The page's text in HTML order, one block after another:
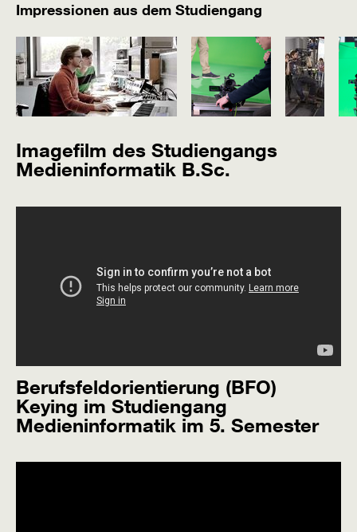
Impressionen aus dem Studiengang
Imagefilm des Studiengangs
Medieninformatik B.Sc.
Berufsfeldorientierung (BFO)
Keying im Studiengang
Medieninformatik im 5. Semester